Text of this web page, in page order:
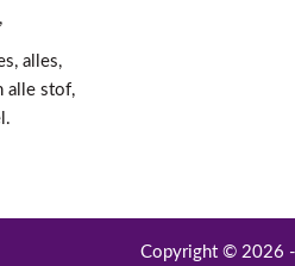
alles,
alle stof,
Copyright © 2026 -